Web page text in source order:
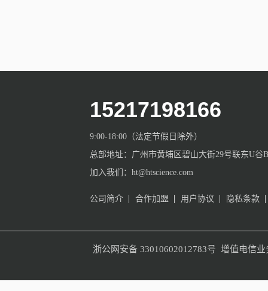
15217198166
9:00-18:00（法定节假日除外）
总部地址：广州市黄埔区碧山大街29号联东U谷
加入我们：ht@htscience.com
公司简介 合作加盟 用户协议 隐私条款
浙公网安备 33010602012783号 增值电信